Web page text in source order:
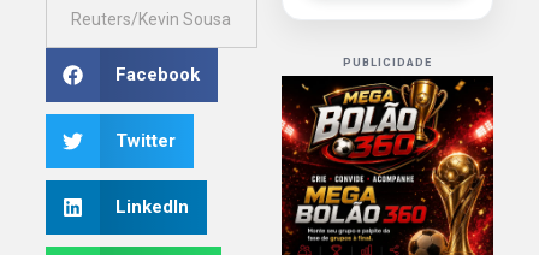
Reuters/Kevin Sousa
Facebook
Twitter
LinkedIn
PUBLICIDADE